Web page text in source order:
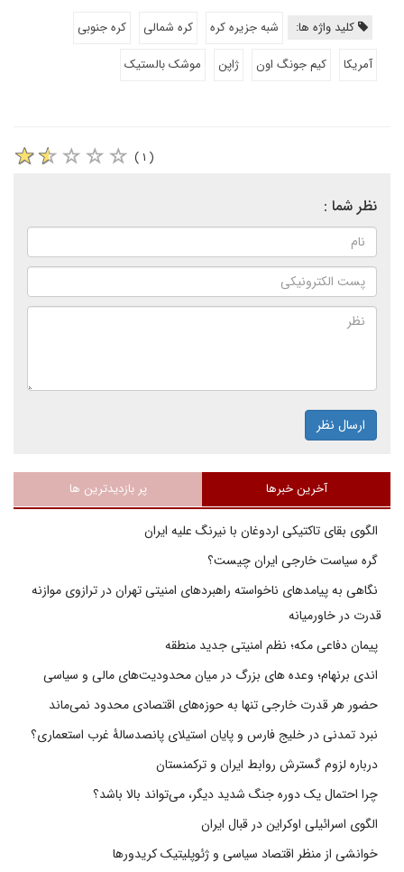
کلید واژه ها: شبه جزیره کره کره شمالی
کره جنوبی
آمریکا
کیم جونگ اون ژاپن موشک بالستیک
( ۱ )
نظر شما :
ارسال نظر
آخرین خبرها پر بازدیدترین ها
الگوی بقای تاکتیکی اردوغان با نیرنگ علیه ایران
گره سیاست خارجی ایران چیست؟
نگاهی به پیامدهای ناخواسته راهبردهای امنیتی تهران در ترازوی موازنه
قدرت در خاورمیانه
پیمان دفاعی مکه؛ نظم امنیتی جدید منطقه
اندی برنهام؛ وعده های بزرگ در میان محدودیت‌های مالی و سیاسی
حضور هر قدرت خارجی تنها به حوزه‌های اقتصادی محدود نمی‌ماند
نبرد تمدنی در خلیج فارس و پایان استیلای پانصدسالۀ غرب استعماری؟
درباره لزوم گسترش روابط ایران و ترکمنستان
چرا احتمال یک دوره جنگ شدید دیگر، می‌تواند بالا باشد؟
الگوی اسرائیلی اوکراین در قبال ایران
خوانشی از منظر اقتصاد سیاسی و ژئوپلیتیک کریدورها